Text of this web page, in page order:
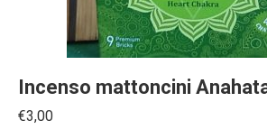
Incenso mattoncini
€3,00